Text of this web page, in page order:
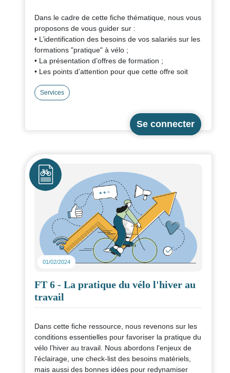
Dans le cadre de cette fiche thématique, nous vous
proposons de vous guider sur :
• L’identification des besoins de vos salariés sur les
formations "pratique" à vélo ;
• La présentation d’offres de formation ;
• Les points d’attention pour que cette offre soit
Cette fiche a été réalisée à partir de témoignages
d'une dizaine d'employeurs labellisés et
pour les cyclistes occasionnels ET aguerris.
Services
Icône
01/02/2024
FT 6 - La pratique du vélo l'hiver au
travail
Dans cette fiche ressource, nous revenons sur les
conditions essentielles pour favoriser la pratique du
vélo l’hiver au travail. Nous abordons l'enjeux de
l'éclairage, une check-list des besoins matériels,
mais aussi des bonnes idées pour redynamiser